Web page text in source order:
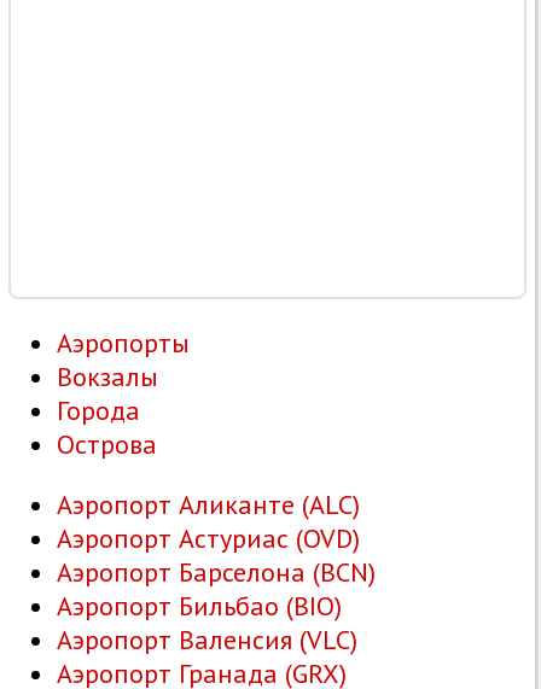
Аэропорты
Вокзалы
Города
Острова
Аэропорт Аликанте (ALC)
Аэропорт Астуриас (OVD)
Аэропорт Барселона (BCN)
Аэропорт Бильбао (BIO)
Аэропорт Валенсия (VLC)
Аэропорт Гранада (GRX)